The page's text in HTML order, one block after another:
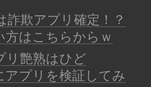
詐欺アプリ確定！？
方はこちらからｗ
リ艶熟はひど
アプリを検証してみ